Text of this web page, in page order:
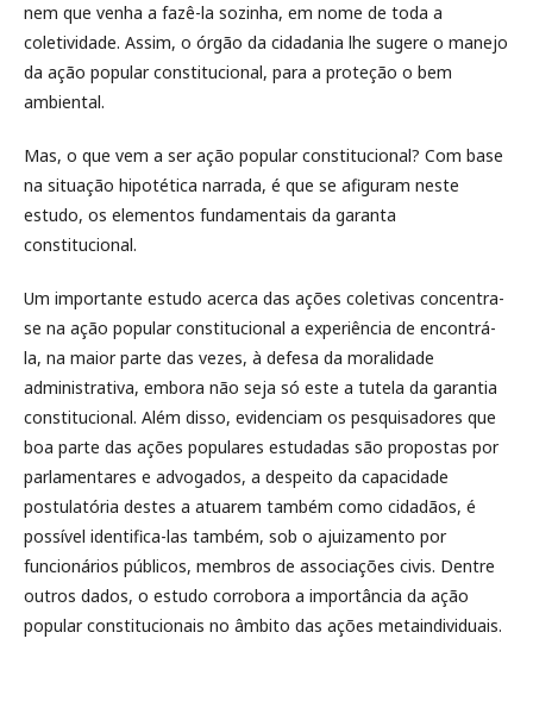
nem que venha a fazê-la sozinha, em nome de toda a
coletividade. Assim, o órgão da cidadania lhe sugere o manejo
da ação popular constitucional, para a proteção o bem
ambiental.
Mas, o que vem a ser ação popular constitucional? Com base
na situação hipotética narrada, é que se afiguram neste
estudo, os elementos fundamentais da garanta
constitucional.
Um importante estudo acerca das ações coletivas concentra-
se na ação popular constitucional a experiência de encontrá-
la, na maior parte das vezes, à defesa da moralidade
administrativa, embora não seja só este a tutela da garantia
constitucional. Além disso, evidenciam os pesquisadores que
boa parte das ações populares estudadas são propostas por
parlamentares e advogados, a despeito da capacidade
postulatória destes a atuarem também como cidadãos, é
possível identifica-las também, sob o ajuizamento por
funcionários públicos, membros de associações civis. Dentre
outros dados, o estudo corrobora a importância da ação
popular constitucionais no âmbito das ações metaindividuais.